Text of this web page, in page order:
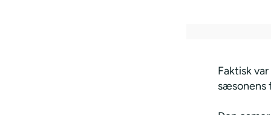
Faktisk
sæsonens